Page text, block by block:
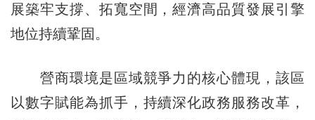
展築牢支撐、拓寬空間，經濟高品質發展引擎
地位持續鞏固。
營商環境是區域競爭力的核心體現，該區
以數字賦能為抓手，持續深化政務服務改革，